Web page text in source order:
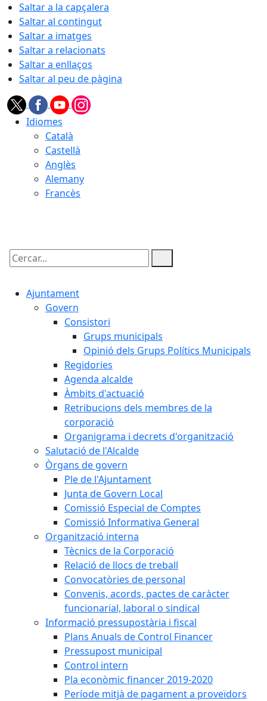
Saltar a la capçalera
Saltar al contingut
Saltar a imatges
Saltar a relacionats
Saltar a enllaços
Saltar al peu de pàgina
Idiomes
Català
Castellà
Anglès
Alemany
Francès
Cercar:
Ajuntament
Govern
Consistori
Grups municipals
Opinió dels Grups Polítics Municipals
Regidories
Agenda alcalde
Àmbits d'actuació
Retribucions dels membres de la
corporació
Organigrama i decrets d'organització
Salutació de l'Alcalde
Òrgans de govern
Ple de l'Ajuntament
Junta de Govern Local
Comissió Especial de Comptes
Comissió Informativa General
Organització interna
Tècnics de la Corporació
Relació de llocs de treball
Convocatòries de personal
Convenis, acords, pactes de caràcter
funcionarial, laboral o sindical
Informació pressupostària i fiscal
Plans Anuals de Control Financer
Pressupost municipal
Control intern
Pla econòmic financer 2019-2020
Període mitjà de pagament a proveïdors